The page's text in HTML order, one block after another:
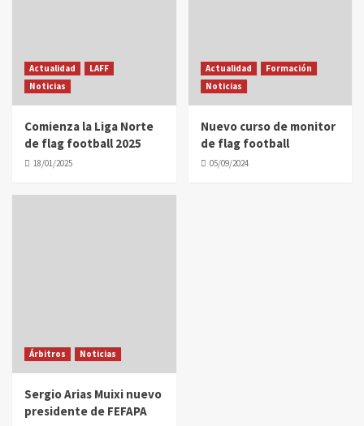
Actualidad
LAFF
Noticias
Comienza la Liga Norte
de flag football 2025
18/01/2025
Actualidad
Formación
Noticias
Nuevo curso de monitor
de flag football
05/09/2024
Árbitros Noticias
Sergio Arias Muixi nuevo
presidente de FEFAPA